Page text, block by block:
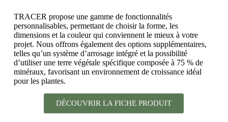
TRACER propose une gamme de fonctionnalités
personnalisables, permettant de choisir la forme, les
dimensions et la couleur qui conviennent le mieux à votre
projet. Nous offrons également des options supplémentaires,
telles qu’un système d’arrosage intégré et la possibilité
d’utiliser une terre végétale spécifique composée à 75 % de
minéraux, favorisant un environnement de croissance idéal
pour les plantes.
DÉCOUVRIR LA FICHE PRODUIT